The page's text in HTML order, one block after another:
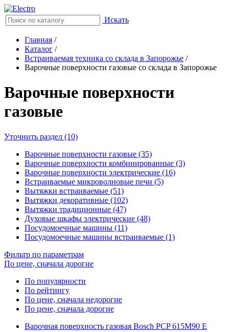
Искать
Главная /
Каталог /
Встраиваемая техника со склада в Запорожье /
Варочные поверхности газовые со склада в Запорожье
Варочные поверхности
газовые
Уточнить раздел (10)
Варочные поверхности газовые (35)
Варочные поверхности комбинированные (3)
Варочные поверхности электрические (16)
Встраиваемые микроволновые печи (5)
Вытяжки встраиваемые (51)
Вытяжки декоративные (102)
Вытяжки традиционные (47)
Духовые шкафы электрические (48)
Посудомоечные машины (11)
Посудомоечные машины встраиваемые (1)
Фильтр по параметрам
По цене, сначала дорогие
По популярности
По рейтингу
По цене, сначала недорогие
По цене, сначала дорогие
Варочная поверхность газовая Bosch PCP 615M90 E